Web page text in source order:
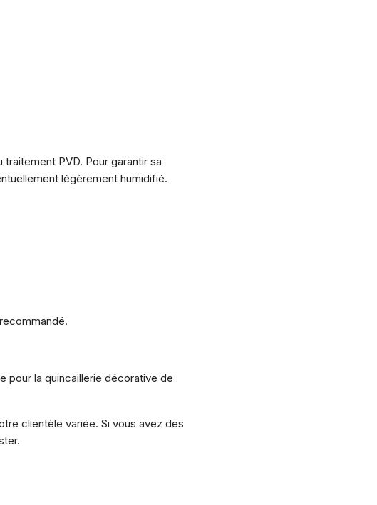
PVD. Pour garantir sa
légèrement humidifié.
pour la quincaillerie décorative de
clientèle variée. Si vous avez des